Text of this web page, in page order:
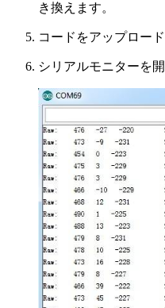
き換えます。
コードをアップロード
シリアルモニターを